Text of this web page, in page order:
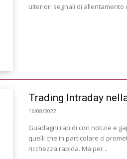
ulteriori segnali di allentamento
Trading Intraday
16/08/2022
Guadagni rapidi con notizie e
quelli che in particolare ci
ricchezza rapida. Ma per...